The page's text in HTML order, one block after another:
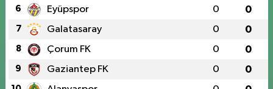
6 Eyüpspor 0 0
7 Galatasaray 0 0
8 Çorum FK 0 0
9 Gaziantep FK 0 0